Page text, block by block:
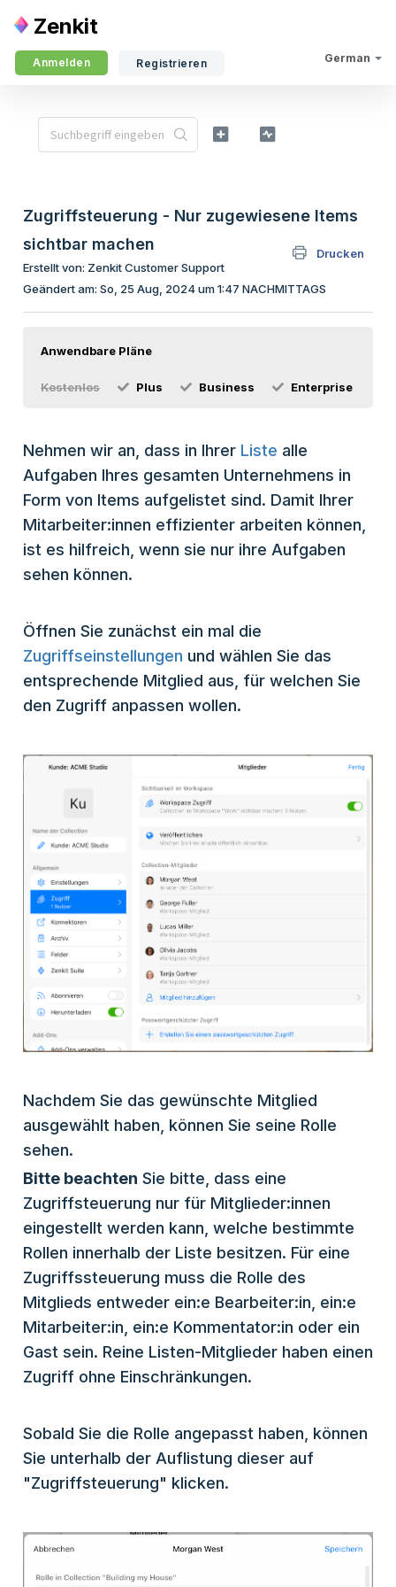
Zenkit
German
Anmelden Registrieren
Zugriffsteuerung - Nur zugewiesene Items
sichtbar machen
Drucken
Erstellt von: Zenkit Customer Support
Geändert am: So, 25 Aug, 2024 um 1:47 NACHMITTAGS
Anwendbare Pläne
Kostenlos Plus Business Enterprise
Nehmen wir an, dass in Ihrer Liste alle
Aufgaben Ihres gesamten Unternehmens in
Form von Items aufgelistet sind. Damit Ihrer
Mitarbeiter:innen effizienter arbeiten können,
ist es hilfreich, wenn sie nur ihre Aufgaben
sehen können.
Öffnen Sie zunächst ein mal die
Zugriffseinstellungen und wählen Sie das
entsprechende Mitglied aus, für welchen Sie
den Zugriff anpassen wollen.
Nachdem Sie das gewünschte Mitglied
ausgewählt haben, können Sie seine Rolle
sehen.
Bitte beachten Sie bitte, dass eine
Zugriffsteuerung nur für Mitglieder:innen
eingestellt werden kann, welche bestimmte
Rollen innerhalb der Liste besitzen. Für eine
Zugriffssteuerung muss die Rolle des
Mitglieds entweder ein:e Bearbeiter:in, ein:e
Mitarbeiter:in, ein:e Kommentator:in oder ein
Gast sein. Reine Listen-Mitglieder haben einen
Zugriff ohne Einschränkungen.
Sobald Sie die Rolle angepasst haben, können
Sie unterhalb der Auflistung dieser auf
"Zugriffsteuerung" klicken.